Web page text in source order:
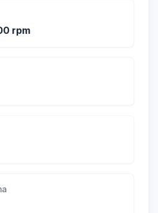
rpm